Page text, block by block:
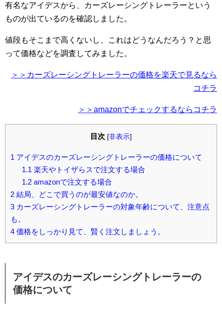
有名なアイデスから、カーズレーシングトレーラーという
ものが出ているのを確認しました。
値段もそこまで高くないし、これはどうなんだろう？と思
って価格などを調査してみました。
＞＞カーズレーシングトレーラーの価格を楽天で見るなら
コチラ
＞＞amazonでチェックするならコチラ
目次 [非表示]
1 アイデスのカーズレーシングトレーラーの価格について
1.1 楽天やトイザらスで注文する場合
1.2amazonで注文する場合
2 結局、どこで買うのが最安値なのか。
3 カーズレーシングトレーラーの対象年齢について、注意点
も。
4 価格をしっかり見て、賢く注文しましょう。
アイデスのカーズレーシングトレーラーの
価格について